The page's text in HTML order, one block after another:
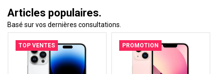
Articles populaires.
Basé sur vos dernières consultations.
TOP VENTES PROMOTION